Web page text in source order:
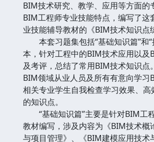
BIM技术研究、教学、应用等方面的
BIM工程师专业技能特点，编写了这
业技能辅导教材的《BIM技术知识点
本套习题集包括“基础知识篇”和“
本，针对工程中的BIM技术应用以及
及考评，总结了常用BIM技术知识点
BIM领域从业人员及所有有意向学习
相关专业学生自我检查学习效果、高
的知识点。
“基础知识篇”主要是针对BIM工
教材编写，涉及内容为《BIM技术概
与项目管理》、《BIM建模应用技术